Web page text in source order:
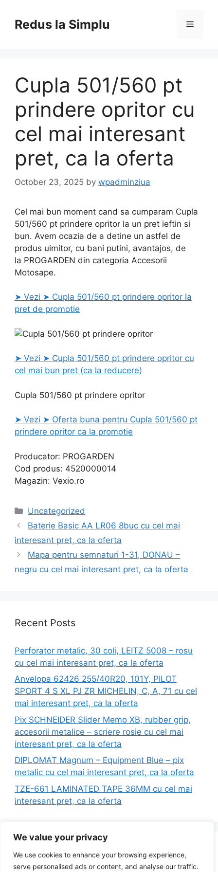
We value your privacy
We use cookies to enhance your browsing experience,
serve personalised ads or content, and analyse our traffic.
contentRedus la Simplu Menu
Cupla 501/560 pt
prindere opritor cu
cel mai interesant
pret, ca la oferta
October 23, 2025 by wpadminziua
Cel mai bun moment cand sa cumparam Cupla
501/560 pt prindere opritor la un pret ieftin si
bun. Avem ocazia de a detine un astfel de
produs uimitor, cu bani putini, avantajos, de
la PROGARDEN din categoria Accesorii
Motosape.
➤ Vezi ➤ Cupla 501/560 pt prindere opritor la
pret de promotie
➤ Vezi ➤ Cupla 501/560 pt prindere opritor cu
cel mai bun pret (ca la reducere)
Cupla 501/560 pt prindere opritor
➤ Vezi ➤ Oferta buna pentru Cupla 501/560 pt
prindere opritor ca la promotie
Producator: PROGARDEN
Cod produs: 4520000014
Magazin: Vexio.ro
Categories
Uncategorized
Baterie Basic AA LR06 8buc cu cel mai
interesant pret, ca la oferta
Mapa pentru semnaturi 1-31, DONAU –
negru cu cel mai interesant pret, ca la oferta
Recent Posts
Perforator metalic, 30 coli, LEITZ 5008 – rosu
cu cel mai interesant pret, ca la oferta
Anvelopa 62426 255/40R20, 101Y, PILOT
SPORT 4 S XL PJ ZR MICHELIN, C, A, 71 cu cel
mai interesant pret, ca la oferta
Pix SCHNEIDER Slider Memo XB, rubber grip,
accesorii metalice – scriere rosie cu cel mai
interesant pret, ca la oferta
DIPLOMAT Magnum – Equipment Blue – pix
metalic cu cel mai interesant pret, ca la oferta
TZE-661 LAMINATED TAPE 36MM cu cel mai
interesant pret, ca la oferta
Search
for: